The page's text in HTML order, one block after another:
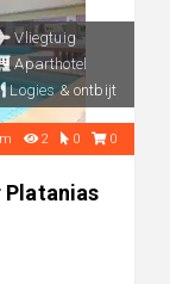
Vliegtuig
Aparthotel
Logies & ontbijt
2 0 0
Platanias